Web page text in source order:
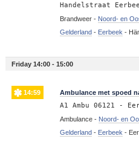
Handelstraat
Brandweer - Noord- en
Gelderland- Eerbeek -
Friday 14:00 - 15:00
14:59 Ambulance met spoed
A1 Ambu 06121 -
Ambulance - Noord- en
Gelderland- Eerbeek -